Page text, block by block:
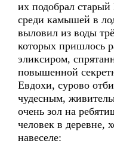
их подобрал
среди камышей в
выловил из воды
которых пришлось
эликсиром,
повышенной
Евдохи, сурово
чудесным,
очень зол на
человек в деревне,
навеселе: